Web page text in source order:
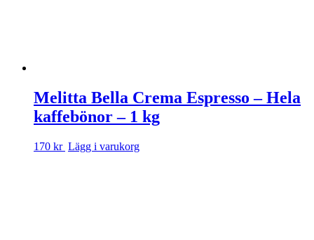
Melitta Bella Crema Espresso – Hela
kaffebönor – 1 kg
170 kr Lägg i varukorg